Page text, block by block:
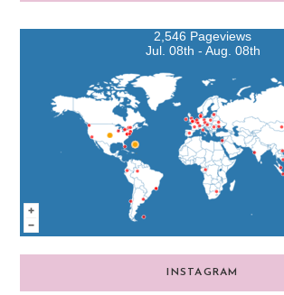
2,546 Pageviews
Jul. 08th - Aug. 08th
INSTAGRAM